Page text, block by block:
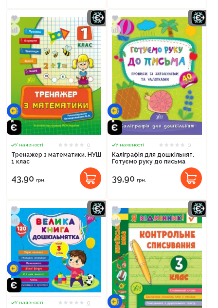
У наявності
0
Тренажер з математики. НУШ
1 клас
43,90 грн.
У наявності
0
Каліграфія для дошкільнят.
Готуємо руку до письма
39,90 грн.
У наявності
0